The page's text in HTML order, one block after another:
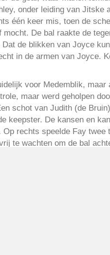
onder leiding van
één keer mis, toen de
De bal raakte de
de blikken van Joyce
in de armen van Joyce.
voor Medemblik,
maar werd geholpen
schot van Judith (de
keepster. De kansen en
rechts speelde Fay
te wachten om de bal